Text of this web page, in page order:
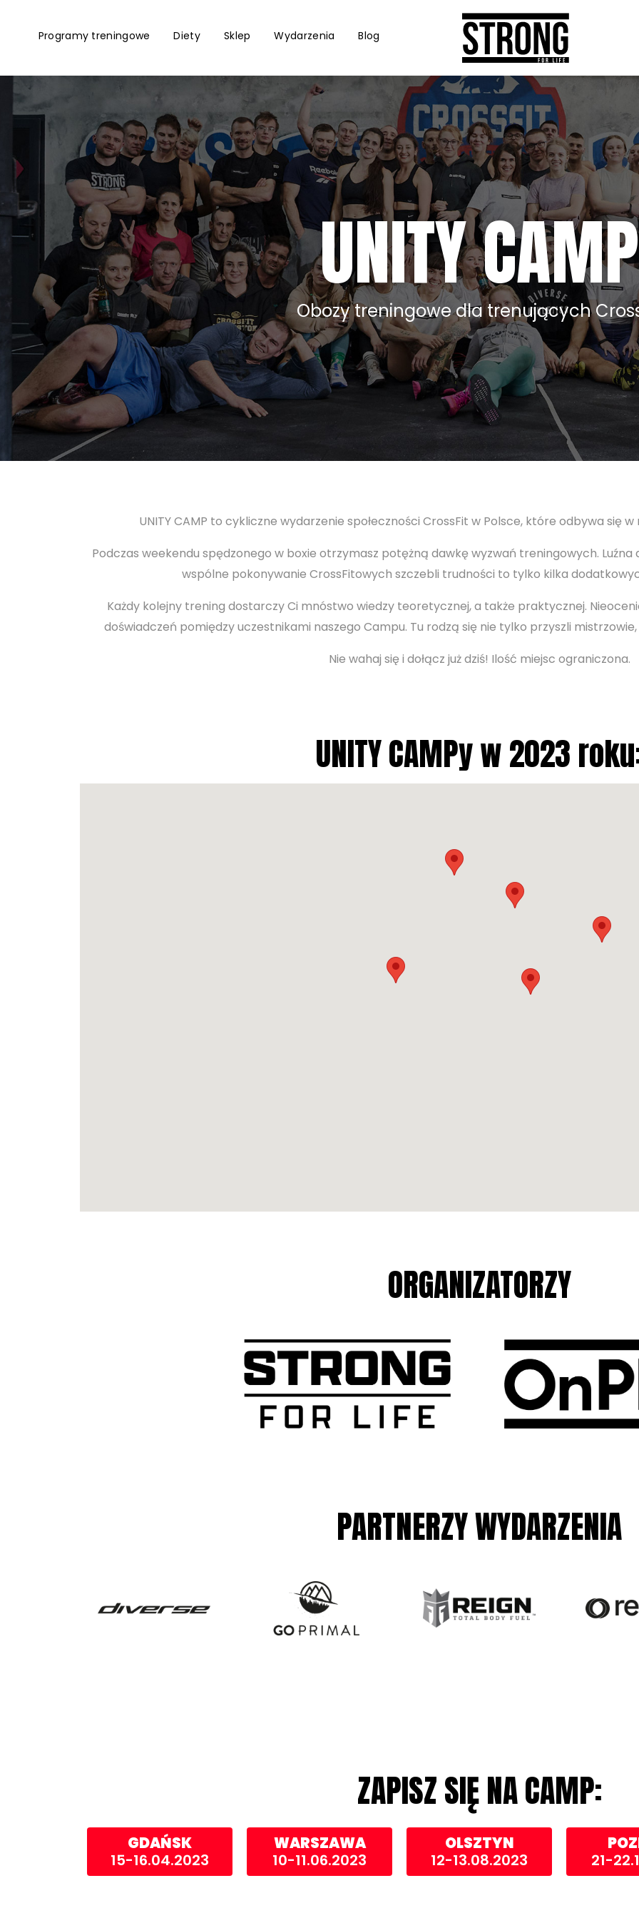
Programy treningowe Diety Sklep Wydarzenia Blog
UNITY CAMP
Obozy treningowe dla trenujących
UNITY CAMP to cykliczne wydarzenie społeczności CrossFit w Polsce, które odbywa się
Podczas weekendu spędzonego w boxie otrzymasz potężną dawkę wyzwań treningowych.
wspólne pokonywanie CrossFitowych szczebli trudności to tylko kilka
Każdy kolejny trening dostarczy Ci mnóstwo wiedzy teoretycznej, a także praktycznej.
doświadczeń pomiędzy uczestnikami naszego Campu. Tu rodzą się nie tylko przyszli
Nie wahaj się i dołącz już dziś! Ilość miejsc ograniczona.
UNITY CAMPy w 2023
ORGANIZATORZY
PARTNERZY WYDARZENIA
ZAPISZ SIĘ NA CAMP:
GDAŃSK
15-16.04.2023
WARSZAWA
10-11.06.2023
OLSZTYN
12-13.08.2023
21-